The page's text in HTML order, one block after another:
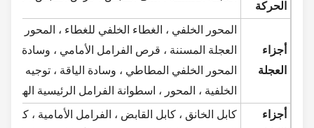
الحركة
العجلة
المحور الخلفي ، الغطاء الخلفي للغطاء ، المحور الأمامي
العجلة المسننة ، قرص الفرامل الأمامي ، وسادة الفرامل
المحور الخلفي المطاطي ، وسادة الياقة ، توجيه السباق ،
الخلفية ، المحور ، اسطوانة الفرامل الرئيسية الهيدروليكية
كابل الخانق ، كابل القابض ، الفرامل الأمامية ، كابل